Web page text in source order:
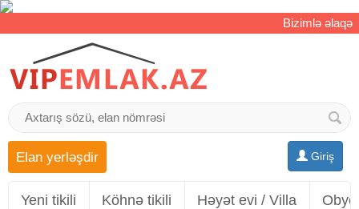
Bizimlə əlaqə
Giriş
Elan yerləşdir
Yeni tikili Köhnə tikili Həyət evi / Villa